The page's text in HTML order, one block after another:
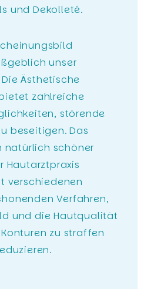
und Dekolleté.
unser
Ästhetische
zahlreiche
störende
beseitigen. Das
natürlich schöner
Hautarztpraxis
verschiedenen
Verfahren,
und die Hautqualität
zu straffen